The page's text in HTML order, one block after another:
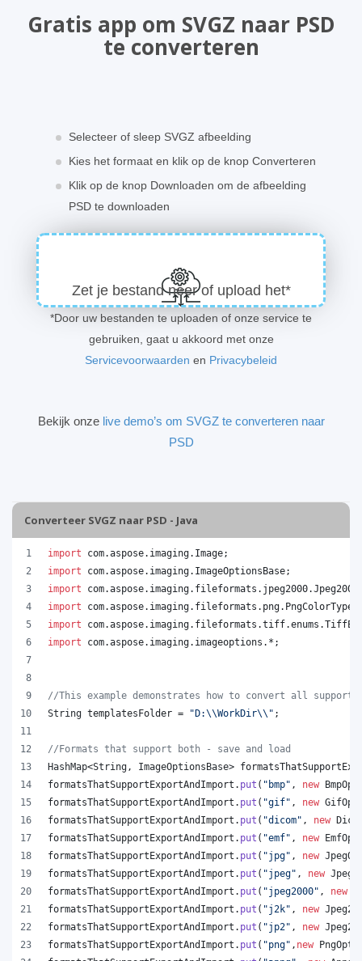
Gratis app om SVGZ naar PSD
te converteren
Selecteer of sleep SVGZ afbeelding
Kies het formaat en klik op de knop Converteren
Klik op de knop Downloaden om de afbeelding
PSD te downloaden
Zet je bestand neer of upload het*
*Door uw bestanden te uploaden of onze service te
gebruiken, gaat u akkoord met onze
Servicevoorwaarden en Privacybeleid
Bekijk onze live demo’s om SVGZ te converteren naar
PSD
Converteer SVGZ naar PSD - Java
import com.aspose. imaging. Image;
import
com.aspose. imaging. ImageOptionsBase;
import
com.aspose. imaging. fileformats . jpeg2000.
import
com.aspose. imaging. fileformats . png. PngColorType
import
com.aspose. imaging. fileformats .tiff.enums .
import
com.aspose. imaging. imageoptions .*;
//This example demonstrates how to convert all
String templatesFolder = "D:\\WorkDir\\ " ;
//Formats that support both - save and load
HashMap<String , ImageOptionsBase>
formatsThatSupportExportAndImport . put ( "bmp" , new
formatsThatSupportExportAndImport . put ( "gif" , new
formatsThatSupportExportAndImport . put ( "dicom" , new
formatsThatSupportExportAndImport . put ( "emf" , new
formatsThatSupportExportAndImport . put ( "jpg" , new
formatsThatSupportExportAndImport . put ( "jpeg" , new
formatsThatSupportExportAndImport . put ( "jpeg2000" , new
formatsThatSupportExportAndImport . put ( "j2k" , new
formatsThatSupportExportAndImport . put ( "jp2" , new
formatsThatSupportExportAndImport . put ( "png" , new